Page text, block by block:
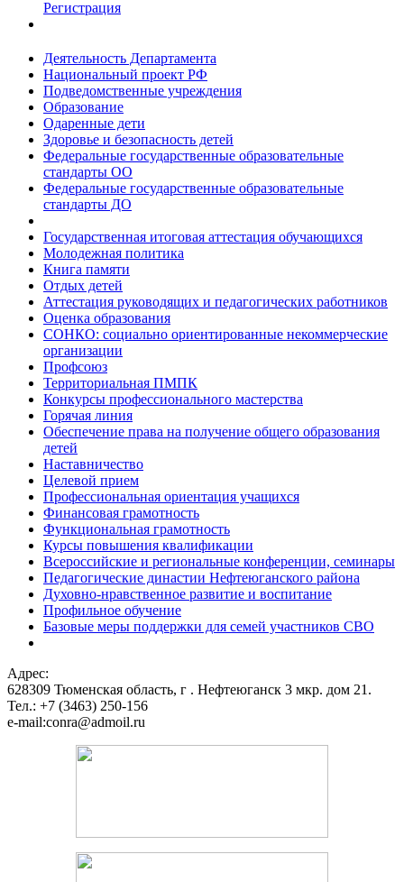
Регистрация
Деятельность Департамента
Национальный проект РФ
Подведомственные учреждения
Образование
Одаренные дети
Здоровье и безопасность детей
Федеральные государственные образовательные
стандарты ОО
Федеральные государственные образовательные
стандарты ДО
Государственная итоговая аттестация обучающихся
Молодежная политика
Книга памяти
Отдых детей
Аттестация руководящих и педагогических работников
Оценка образования
СОНКО: социально ориентированные некоммерческие
организации
Профсоюз
Территориальная ПМПК
Конкурсы профессионального мастерства
Горячая линия
Обеспечение права на получение общего образования
детей
Наставничество
Целевой прием
Профессиональная ориентация учащихся
Финансовая грамотность
Функциональная грамотность
Курсы повышения квалификации
Всероссийские и региональные конференции, семинары
Педагогические династии Нефтеюганского района
Духовно-нравственное развитие и воспитание
Профильное обучение
Базовые меры поддержки для семей участников СВО
Адрес:
628309 Тюменская область, г . Нефтеюганск 3 мкр. дом 21.
Тел.: +7 (3463) 250-156
e-mail:conra@admoil.ru